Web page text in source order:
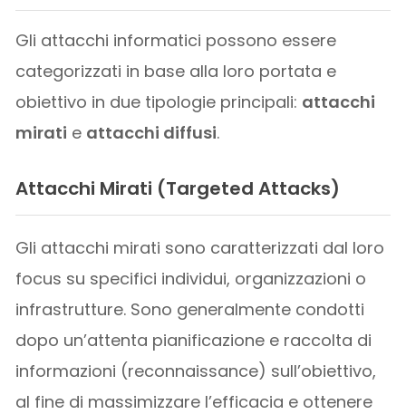
Gli attacchi informatici possono essere
categorizzati in base alla loro portata e
obiettivo in due tipologie principali: attacchi
mirati e attacchi diffusi.
Attacchi Mirati (Targeted Attacks)
Gli attacchi mirati sono caratterizzati dal loro
focus su specifici individui, organizzazioni o
infrastrutture. Sono generalmente condotti
dopo un’attenta pianificazione e raccolta di
informazioni (reconnaissance) sull’obiettivo,
al fine di massimizzare l’efficacia e ottenere